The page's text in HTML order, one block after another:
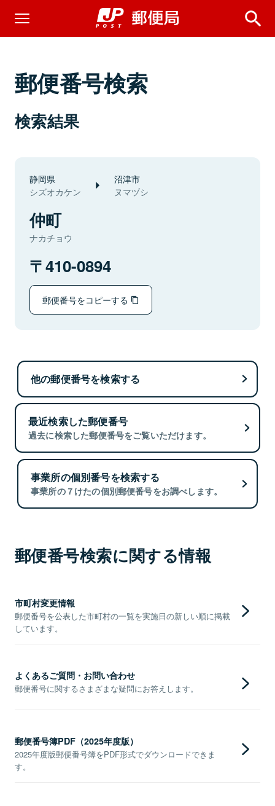
郵便番号検索
検索結果
静岡県
シズオカケン
沼津市
ヌマヅシ
仲町
ナカチョウ
410-0894
郵便番号をコピーする
他の郵便番号を検索する
最近検索した郵便番号
過去に検索した郵便番号をご覧いただけます。
事業所の個別番号を検索する
事業所の７けたの個別郵便番号をお調べします。
郵便番号検索に関する情報
市町村変更情報
郵便番号を公表した市町村の一覧を実施日の新しい順に掲載
しています。
よくあるご質問・お問い合わせ
郵便番号に関するさまざまな疑問にお答えします。
郵便番号簿PDF（2025年度版）
2025年度版郵便番号簿をPDF形式でダウンロードできま
す。